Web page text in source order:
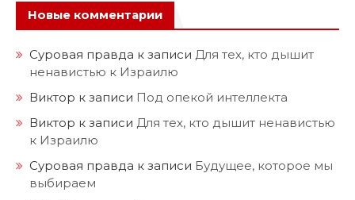
Новые комментарии
Суровая правда к записи Для тех, кто дышит
ненавистью к Израилю
Виктор к записи Под опекой интеллекта
Виктор к записи Для тех, кто дышит ненавистью
к Израилю
Суровая правда к записи Будущее, которое мы
выбираем